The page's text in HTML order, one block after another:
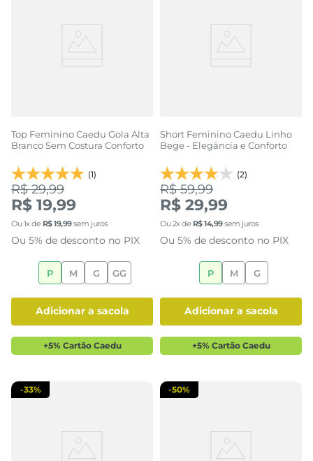
Top Feminino Caedu Gola Alta
Branco Sem Costura Conforto
(1)
R$ 29,99
R$ 19,99
Ou1x de R$19,99sem juros
Ou 5% de desconto no PIX
P M G GG
adicionar a sacola
+5% Cartão Caedu
Short Feminino Caedu Linho
Bege - Elegância e Conforto
(2)
R$ 59,99
R$ 29,99
Ou2x de R$14,99sem juros
Ou 5% de desconto no PIX
P M G
adicionar a sacola
+5% Cartão Caedu
-33% -50%